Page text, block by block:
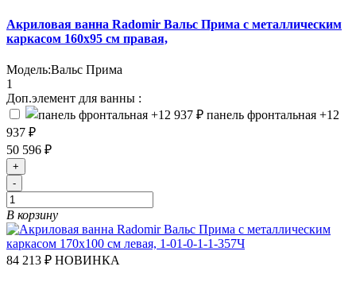
Акриловая ванна Radomir Вальс Прима с металлическим
каркасом 160х95 см правая,
Модель:Вальс Прима
1
Доп.элемент для ванны :
панель фронтальная +12
937 ₽
50 596 ₽
+
-
В корзину
84 213 ₽ НОВИНКА